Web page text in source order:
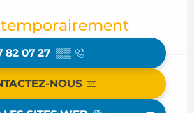
82 07 27 ▒▒
NOUS